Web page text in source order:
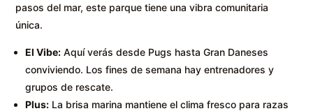
pasos del mar, este parque tiene una vibra comunitaria
única.
El Vibe: Aquí verás desde Pugs hasta Gran Daneses
conviviendo. Los fines de semana hay entrenadores y
grupos de rescate.
Plus: La brisa marina mantiene el clima fresco para razas